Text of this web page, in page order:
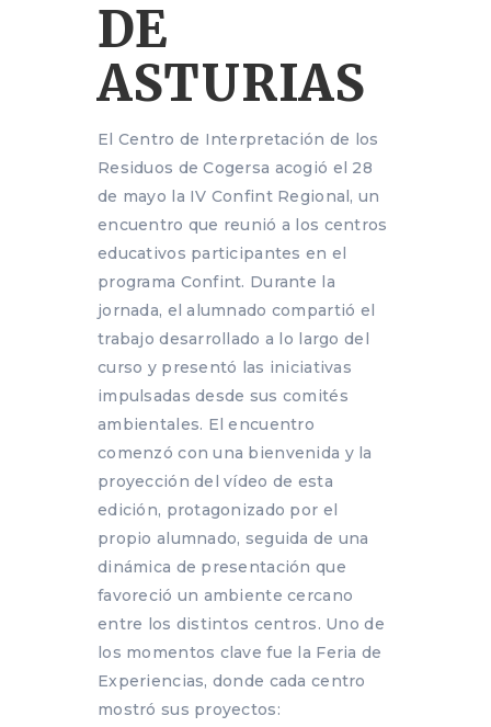
DE
ASTURIAS
El Centro de Interpretación de los
Residuos de Cogersa acogió el 28
de mayo la IV Confint Regional, un
encuentro que reunió a los centros
educativos participantes en el
programa Confint. Durante la
jornada, el alumnado compartió el
trabajo desarrollado a lo largo del
curso y presentó las iniciativas
impulsadas desde sus comités
ambientales. El encuentro
comenzó con una bienvenida y la
proyección del vídeo de esta
edición, protagonizado por el
propio alumnado, seguida de una
dinámica de presentación que
favoreció un ambiente cercano
entre los distintos centros. Uno de
los momentos clave fue la Feria de
Experiencias, donde cada centro
mostró sus proyectos: